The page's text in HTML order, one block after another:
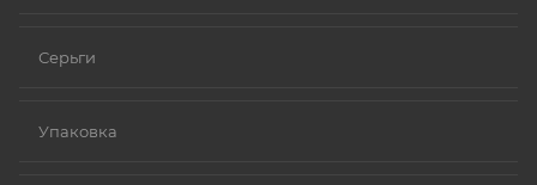
Серьги
Упаковка